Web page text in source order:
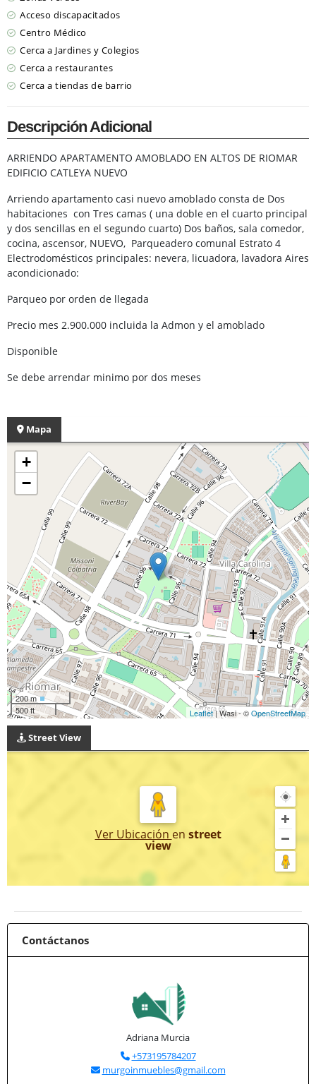
Acceso discapacitados
Centro Médico
Cerca a Jardines y Colegios
Cerca a restaurantes
Cerca a tiendas de barrio
Descripción Adicional
ARRIENDO APARTAMENTO AMOBLADO EN ALTOS DE RIOMAR
EDIFICIO CATLEYA NUEVO
Arriendo apartamento casi nuevo amoblado consta de Dos
habitaciones con Tres camas ( una doble en el cuarto principal
y dos sencillas en el segundo cuarto) Dos baños, sala comedor,
cocina, ascensor, NUEVO, Parqueadero comunal Estrato 4
Electrodomésticos principales: nevera, licuadora, lavadora Aires
acondicionado:
Parqueo por orden de llegada
Precio mes 2.900.000 incluida la Admon y el amoblado
Disponible
Se debe arrendar minimo por dos meses
Mapa
+
−
200 m
500 ft
Leaflet| Wasi - ©OpenStreetMap
Street View
Ver Ubicación en street
view
Contáctanos
Adriana Murcia
+573195784207
murgoinmuebles@gmail.com